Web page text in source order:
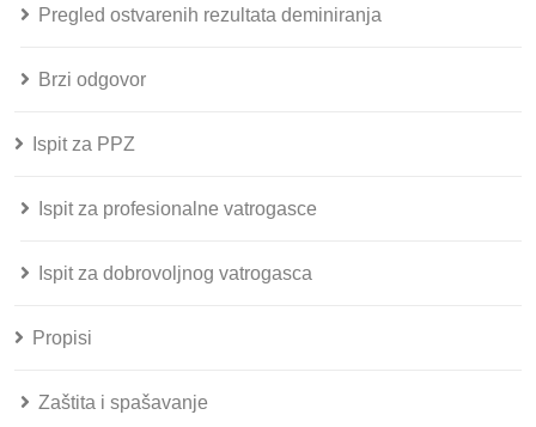
Pregled ostvarenih rezultata deminiranja
Brzi odgovor
Ispit za PPZ
Ispit za profesionalne vatrogasce
Ispit za dobrovoljnog vatrogasca
Propisi
Zaštita i spašavanje